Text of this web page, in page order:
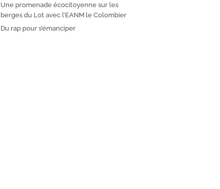
Une promenade écocitoyenne sur les
berges du Lot avec l’EANM le Colombier
Du rap pour s’émanciper